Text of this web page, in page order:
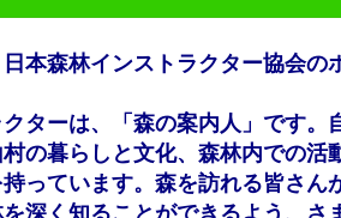
本森林インストラクター協会の
ターは、「森の案内人」です。
村の暮らしと文化、森林内での活
っています。森を訪れる皆さん
深く知ることができるよう、さ